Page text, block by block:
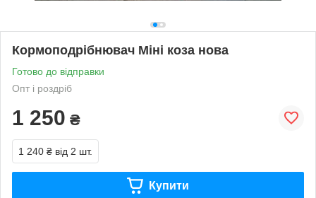
Кормоподрібнювач Міні коза нова
Готово до відправки
Опт і роздріб
1 250 ₴
1 240 ₴ від 2 шт.
Купити